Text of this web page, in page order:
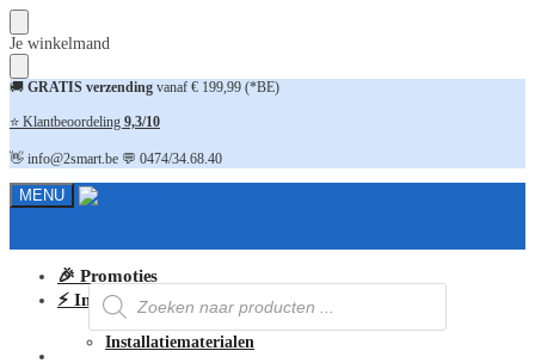
Skip
to
navigation
Skip
to
content
Je winkelmand
🚚 GRATIS verzending vanaf € 199,99 (*BE)
⭐ Klantbeoordeling 9,3/10
👋 info@2smart.be 💬 0474/34.68.40
MENU
Producten
zoeken
🎉 Promoties
⚡ Installatiematerialen
Installatiematerialen